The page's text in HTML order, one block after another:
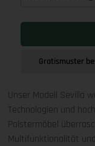
Gratismuster
Unser Modell Sevilla
Technologien und
Polstermöbel
Multifunktionalität